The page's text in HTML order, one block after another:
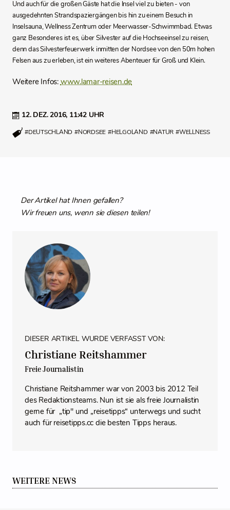
12. DEZ. 2016, 11:42 UHR
#DEUTSCHLAND #NORDSEE #HELGOLAND #NATUR #WELLNESS
Und auch für die großen Gäste hat die Insel viel zu bieten - von
ausgedehnten Strandspaziergängen bis hin zu einem Besuch in
Inselsauna, Wellness Zentrum oder Meerwasser-Schwimmbad. Etwas
ganz Besonderes ist es, über Silvester auf die Hochseeinsel zu reisen,
denn das Silvesterfeuerwerk inmitten der Nordsee von den 50m hohen
Felsen aus zu erleben, ist ein weiteres Abenteuer für Groß und Klein.
Weitere Infos:www.lamar-reisen.de
Der Artikel hat Ihnen gefallen?
Wir freuen uns, wenn sie diesen teilen!
DIESER ARTIKEL WURDE VERFASST VON:
Christiane Reitshammer
Freie Journalistin
Christiane Reitshammer war von 2003 bis 2012 Teil
des Redaktionsteams. Nun ist sie als freie Journalistin
gerne für „tip" und „reisetipps“ unterwegs und sucht
auch für reisetipps.cc die besten Tipps heraus.
WEITERE NEWS